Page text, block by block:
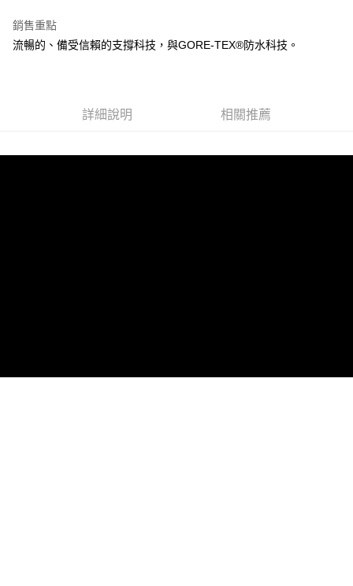
銷售重點
流暢的、備受信賴的支撐科技，與GORE‑TEX®防水科技。
詳細說明 相關推薦